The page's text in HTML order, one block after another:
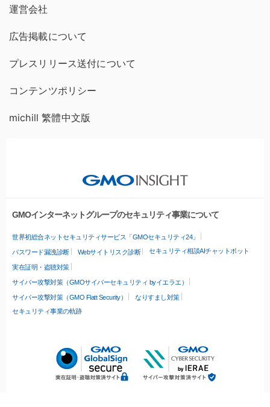
運営会社
広告掲載について
プレスリリース送付について
コンテンツポリシー
michill 繁體中文版
GMOインターネットグループのセキュリティ事業について
世界初総合ネットセキュリティサービス「GMOセキュリティ24」
パスワード漏洩診断 Webサイトリスク診断 セキュリティ相談AIチャットボット
実在証明・盗聴対策
サイバー攻撃対策（GMOサイバーセキュリティ byイエラエ）
サイバー攻撃対策（GMO Flatt Security）
なりすまし対策
セキュリティ事業の軌跡